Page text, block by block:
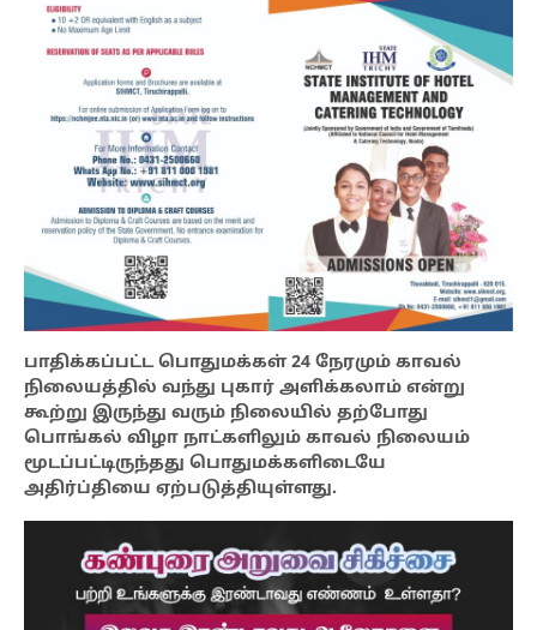
பாதிக்கப்பட்ட பொதுமக்கள் 24 நேரமும் காவல்
நிலையத்தில் வந்து புகார் அளிக்கலாம் என்று
கூற்று இருந்து வரும் நிலையில் தற்போது
பொங்கல் விழா நாட்களிலும் காவல் நிலையம்
மூடப்பட்டிருந்தது பொதுமக்களிடையே
அதிர்ப்தியை ஏற்படுத்தியுள்ளது.